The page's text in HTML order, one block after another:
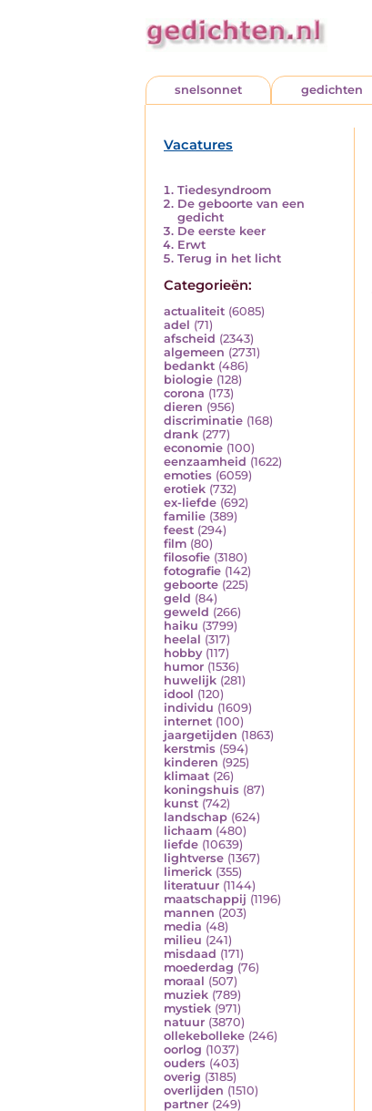
snelsonnet gedichten
Vacatures
Tiedesyndroom
De geboorte van een
gedicht
De eerste keer
Erwt
Terug in het licht
Categorieën:
actualiteit (6085)
adel (71)
afscheid (2343)
algemeen (2731)
bedankt (486)
biologie (128)
corona (173)
dieren (956)
discriminatie (168)
drank (277)
economie (100)
eenzaamheid (1622)
emoties (6059)
erotiek (732)
ex-liefde (692)
familie (389)
feest (294)
film (80)
filosofie (3180)
fotografie (142)
geboorte (225)
geld (84)
geweld (266)
haiku (3799)
heelal (317)
hobby (117)
humor (1536)
huwelijk (281)
idool (120)
individu (1609)
internet (100)
jaargetijden (1863)
kerstmis (594)
kinderen (925)
klimaat (26)
koningshuis (87)
kunst (742)
landschap (624)
lichaam (480)
liefde (10639)
lightverse (1367)
limerick (355)
literatuur (1144)
maatschappij (1196)
mannen (203)
media (48)
milieu (241)
misdaad (171)
moederdag (76)
moraal (507)
muziek (789)
mystiek (971)
natuur (3870)
ollekebolleke (246)
oorlog (1037)
ouders (403)
overig (3185)
overlijden (1510)
partner (249)